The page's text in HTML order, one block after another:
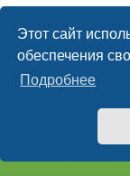
Этот сайт
обеспечения
Подробнее
Главная Форумы
Time: 0.039s|